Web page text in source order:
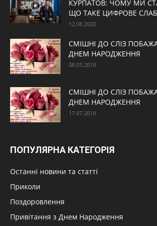
КУРПАТОВ: ЧОМУ МИ
ЩО ТАКЕ ЦИФРОВЕ
12.08.2020
СМІШНІ ДО СЛІЗ
ДНЕМ НАРОДЖЕННЯ
08.03.2018
СМІШНІ ДО СЛІЗ
ДНЕМ НАРОДЖЕННЯ
17.07.2018
ПОПУЛЯРНА КАТЕГОРІЯ
Останні новини та статті
Приколи
Поздоровлення
Привітання з Днем Народження